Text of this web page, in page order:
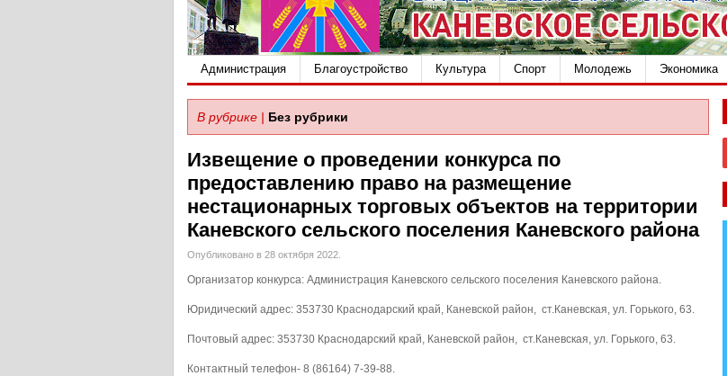
Администрация Благоустройство Культура Спорт Молодежь Экономика
В рубрике | Без рубрики
Извещение о проведении конкурса по
предоставлению право на размещение
нестационарных торговых объектов на территории
Каневского сельского поселения Каневского района
Опубликовано в 28 октября 2022.
Организатор конкурса: Администрация Каневского сельского поселения Каневского района.
Юридический адрес: 353730 Краснодарский край, Каневской район, ст.Каневская, ул. Горького, 63.
Почтовый адрес: 353730 Краснодарский край, Каневской район, ст.Каневская, ул. Горького, 63.
Контактный телефон- 8 (86164) 7-39-88.